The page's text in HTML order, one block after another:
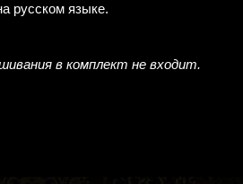
русском языке.
в комплект не входит.